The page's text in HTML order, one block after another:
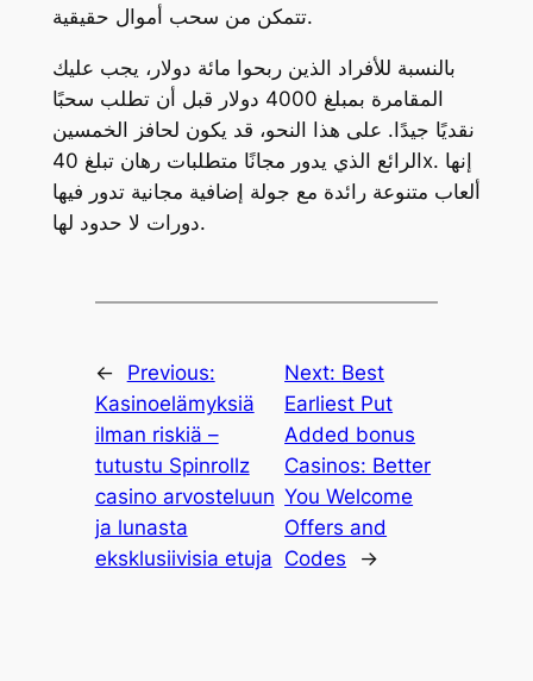
تتمكن من سحب أموال حقيقية.
بالنسبة للأفراد الذين ربحوا مائة دولار، يجب عليك
المقامرة بمبلغ 4000 دولار قبل أن تطلب سحبًا
نقديًا جيدًا. على هذا النحو، قد يكون لحافز الخمسين
الرائع الذي يدور مجانًا متطلبات رهان تبلغ 40x. إنها
ألعاب متنوعة رائدة مع جولة إضافية مجانية تدور فيها
دورات لا حدود لها.
←
Previous:
Kasinoelämyksiä
ilman riskiä –
tutustu Spinrollz
casino arvosteluun
ja lunasta
eksklusiivisia etuja
Next: Best
Earliest Put
Added bonus
Casinos: Better
You Welcome
Offers and
Codes
→